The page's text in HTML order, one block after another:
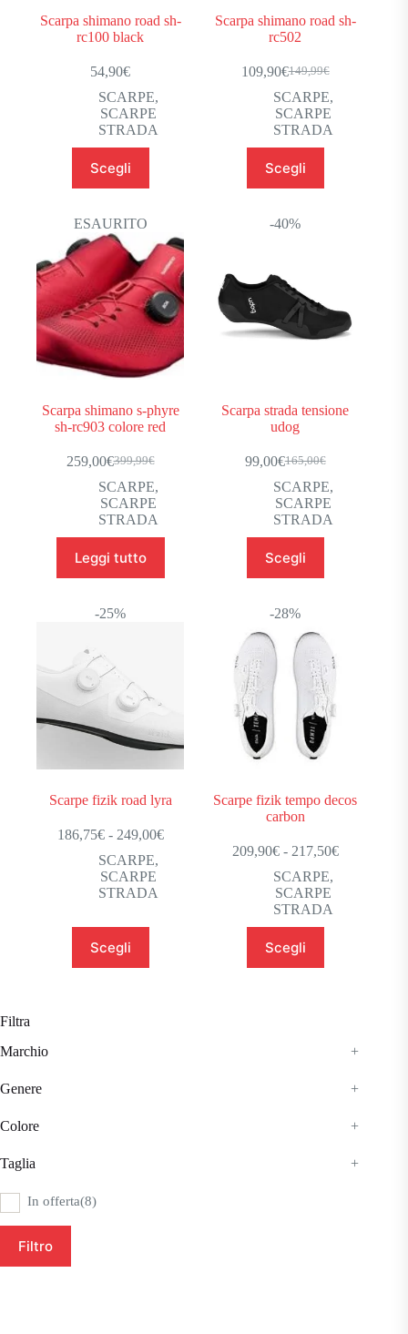
Scarpa shimano road sh-
rc100 black
54,90€
SCARPE,
SCARPE
STRADA
Scegliprodotto
ha
varianti.
Le
opzioni
possono
essere
scelte
nella
pagina
del
prodotto
Scarpa shimano road sh-
rc502
149,99€
Il
prezzo
originale
era:
109,90€Il
prezzo
attuale
è:
SCARPE,
SCARPE
STRADA
Scegliprodotto
ha
varianti.
essere
scelte
nella
pagina
ESAURITO
Scarpa shimano s-phyre
sh-rc903 colore red
399,99€
Il
prezzo
originale
era:
259,00€Il
prezzo
attuale
è:
SCARPE,
SCARPE
STRADA
Leggi tutto
-40%
Scarpa strada tensione
udog
165,00€
Il
prezzo
originale
era:
99,00€Il
prezzo
attuale
è:
SCARPE,
SCARPE
STRADA
Scegliprodotto
ha
varianti.
opzioni
possono
essere
scelte
pagina
del
prodotto
-25%
Scarpe fizik road lyra
186,75€ - 249,00€Fascia
SCARPE,
SCARPE
STRADA
Scegliprodotto
ha
-28%
Scarpe fizik tempo decos
carbon
209,90€ - 217,50€Fascia
SCARPE,
SCARPE
STRADA
Scegliprodotto
ha
Filtra
Marchio
+
Genere +
Colore +
Taglia +
In offerta(8)
Filtro